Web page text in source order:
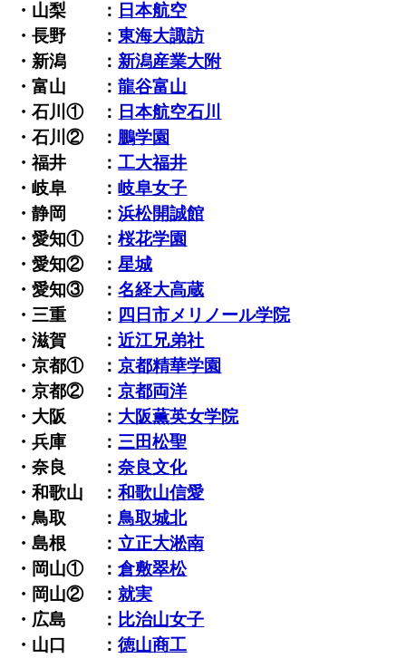
・山梨 ： 日本航空
・長野 ：東海大諏訪
・新潟 ： 新潟産業大附
・富山 ：龍谷富山
・石川① ： 日本航空石川
・石川② ： 鵬学園
・福井 ：工大福井
・岐阜 ：岐阜女子
・静岡 ：浜松開誠館
・愛知① ：桜花学園
・愛知② ：星城
・愛知③ ：名経大高蔵
・三重 ： 四日市メリノール学院
・滋賀 ：近江兄弟社
・京都① ：京都精華学園
・京都② ：京都両洋
・大阪 ： 大阪薫英女学院
・兵庫 ： 三田松聖
・奈良 ：奈良文化
・和歌山 ：和歌山信愛
・鳥取 ： 鳥取城北
・島根 ： 立正大淞南
・岡山① ：倉敷翠松
・岡山② ：就実
・広島 ： 比治山女子
・山口 ：徳山商工